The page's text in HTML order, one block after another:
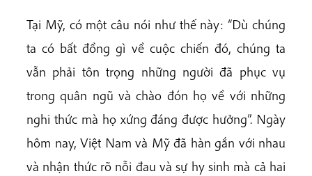
Tại Mỹ, có một câu nói như thế này: “Dù chúng
ta có bất đồng gì về cuộc chiến đó, chúng ta
vẫn phải tôn trọng những người đã phục vụ
trong quân ngũ và chào đón họ về với những
nghi thức mà họ xứng đáng được hưởng”. Ngày
hôm nay, Việt Nam và Mỹ đã hàn gắn với nhau
và nhận thức rõ nỗi đau và sự hy sinh mà cả hai